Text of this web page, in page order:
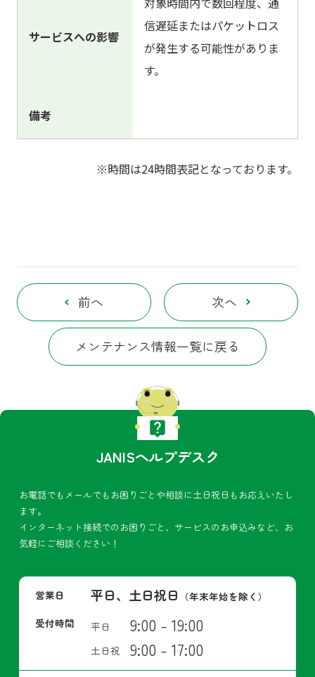
サービスへの影響
信遅延またはパケットロス
が発生する可能性がありま
す。
備考
※時間は24時間表記となっております。
前へ
メンテナンス情報一覧に戻る
次へ
JANISヘルプデスク
お電話でもメールでもお困りごとや相談に土日祝日もお応えいたし
ます。
インターネット接続でのお困りごと、サービスのお申込みなど、お
気軽にご相談ください！
営業日 平日、土日祝日 （年末年始を除く）
受付時間
平日 9:00 - 19:00
土日祝 9:00 - 17:00